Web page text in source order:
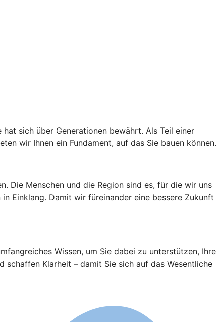
sich über Generationen bewährt. Als Teil einer
wir Ihnen ein Fundament, auf das Sie bauen können.
Die Menschen und die Region sind es, für die wir uns
Einklang. Damit wir füreinander eine bessere Zukunft
Wissen, um Sie dabei zu unterstützen, Ihre
Klarheit – damit Sie sich auf das Wesentliche